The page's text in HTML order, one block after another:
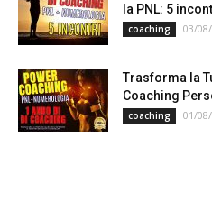
la PNL: 5
coaching 03/
Trasforma la
Coaching
coaching 01/